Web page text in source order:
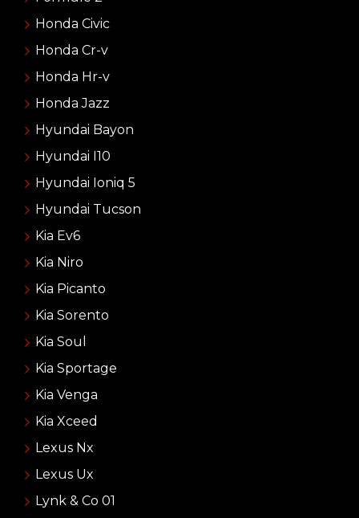
Honda Civic
Honda Cr-v
Honda Hr-v
Honda Jazz
Hyundai Bayon
Hyundai I10
Hyundai Ioniq 5
Hyundai Tucson
Kia Ev6
Kia Niro
Kia Picanto
Kia Sorento
Kia Soul
Kia Sportage
Kia Venga
Kia Xceed
Lexus Nx
Lexus Ux
Lynk & Co 01